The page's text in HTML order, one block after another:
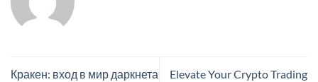
Кракен: вход в мир даркнета
Elevate Your Crypto Trading